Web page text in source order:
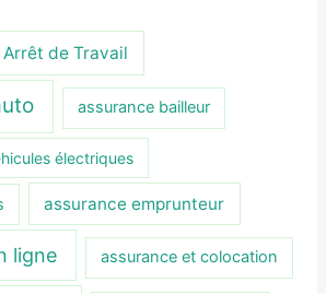
Arrêt de Travail
assurance bailleur
électriques
assurance emprunteur
ligne assurance et colocation